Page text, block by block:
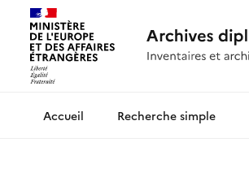
Archives diplomatiquesRecherche simple